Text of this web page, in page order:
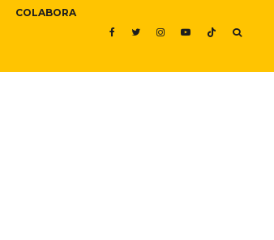
COLABORA